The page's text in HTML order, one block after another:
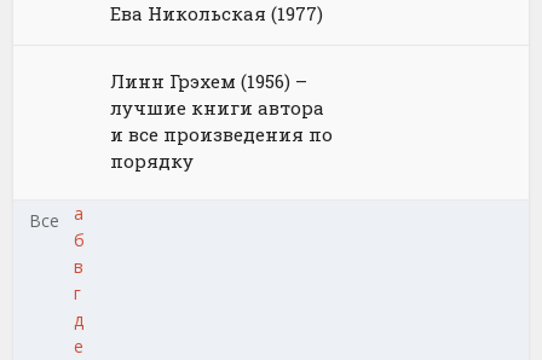
Ева Никольская (1977)
Линн Грэхем (1956) –
лучшие книги автора
и все произведения по
порядку
Все
а
б
в
г
д
е